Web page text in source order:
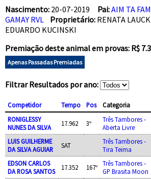
Nascimento: 20-07-2019 Pai:AIM TA
GAMAY RVL
Proprietário: RENATA
EDUARDO KUCINSKI
Premiação deste animal em provas: R$
Apenas Passadas Premiadas
Filtrar Resultados por ano:
Competidor Tempo Pos Categoria
RONIGLESSY
NUNES DA SILVA
17.962 3º
Três Tambores -
Aberta Livre
LUIS GUILHERME
DA SILVA AGUIAR
SAT
Três Tambores -
Tira Teima
EDSON CARLOS
DA ROSA SANTOS
17.352 167º
Três Tambores -
GP Brasita Moon